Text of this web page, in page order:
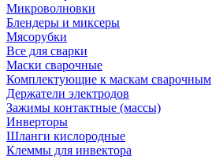
Микроволновки
Блендеры и миксеры
Мясорубки
Все для сварки
Маски сварочные
Комплектующие к маскам сварочным
Держатели электродов
Зажимы контактные (массы)
Инверторы
Шланги кислородные
Клеммы для инвектора